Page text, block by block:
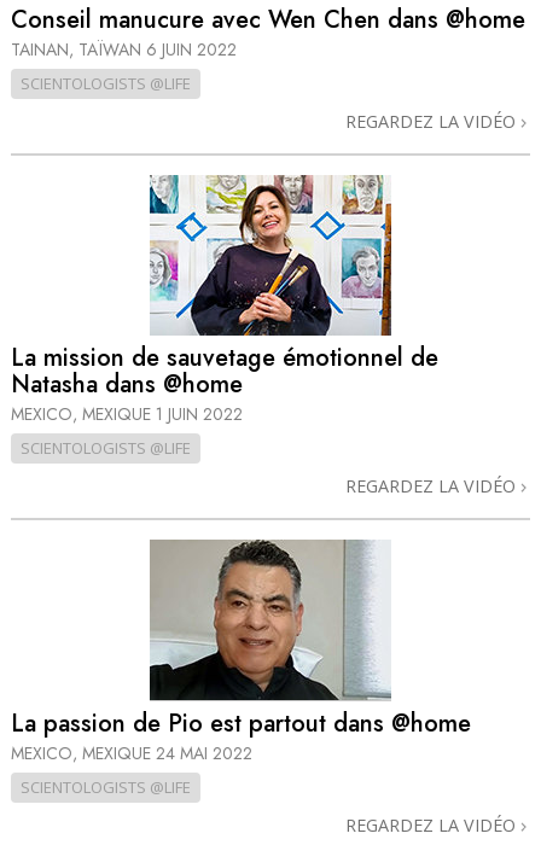
Conseil manucure avec Wen Chen dans @home
TAINAN, TAÏWAN 6 JUIN 2022
SCIENTOLOGISTS @LIFE
REGARDEZ LA VIDÉO
La mission de sauvetage émotionnel de
Natasha dans @home
MEXICO, MEXIQUE 1 JUIN 2022
SCIENTOLOGISTS @LIFE
REGARDEZ LA VIDÉO
La passion de Pio est partout dans @home
MEXICO, MEXIQUE 24 MAI 2022
SCIENTOLOGISTS @LIFE
REGARDEZ LA VIDÉO